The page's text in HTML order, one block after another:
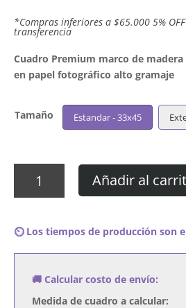
´*Compras inferiores a $65.000 5%
transferencia
Cuadro Premium marco de
en papel fotográfico alto gramaje
Tamaño Estandar - 33x45
Green
Dookie
cantidad
Añadir al
⏲️ Los tiempos de producción son
🚚 Calcular costo de envío:
Medida de cuadro a calcular: